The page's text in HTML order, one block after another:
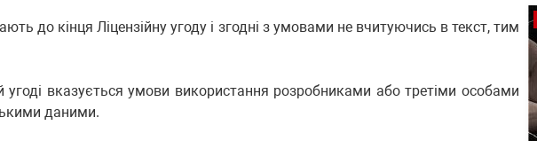
до кінця Ліцензійну угоду і згодні з умовами не вчитуючись в текст, тим
угоді вказується умови використання розробниками або третіми особами
даними.